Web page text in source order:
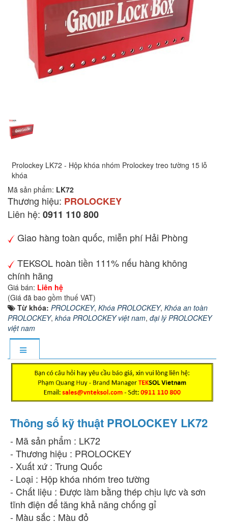
Prolockey LK72 - Hộp khóa nhóm Prolockey treo tường 15 lỗ
khóa
Mã sản phẩm: LK72
Thương hiệu: PROLOCKEY
Liên hệ: 0911 110 800
Giao hàng toàn quốc, miễn phí Hải Phòng
TEKSOL hoàn tiền 111% nếu hàng không
chính hãng
Giá bán: Liên hệ
(Giá đã bao gồm thuế VAT)
Từ khóa: PROLOCKEY, Khóa PROLOCKEY, Khóa an toàn
PROLOCKEY, khóa PROLOCKEY việt nam, đại lý PROLOCKEY
việt nam
Thông số kỹ thuật PROLOCKEY LK72
- Mã sản phẩm : LK72
- Thương hiệu : PROLOCKEY
- Xuất xứ : Trung Quốc
- Loại : Hộp khóa nhóm treo tường
- Chất liệu : Được làm bằng thép chịu lực và sơn
tĩnh điện để tăng khả năng chống gỉ
- Màu sắc : Màu đỏ